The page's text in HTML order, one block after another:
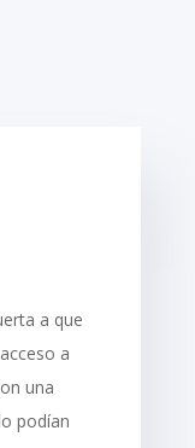
a que
a
una
podían